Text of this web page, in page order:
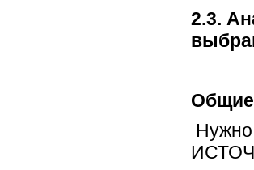
2.3.
Общие